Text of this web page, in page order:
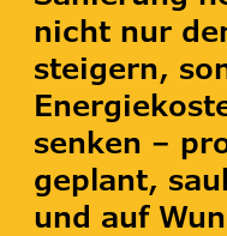
nicht nur
steigern,
senken –
geplant,
und auf